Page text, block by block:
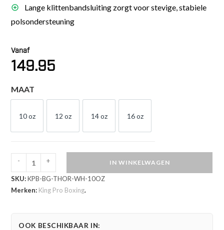
Lange klittenbandsluiting zorgt voor stevige, stabiele
polsondersteuning
Vanaf
149.95
MAAT
10 oz
10 OZ
12 oz
12 OZ
14 oz
14 OZ
16 oz
16 OZ
Pro
Boxing
- + IN WINKELWAGEN
SKU:KPB-BG-THOR-WH-10OZ
Merken: King Pro Boxing.
OOK BESCHIKBAAR IN: